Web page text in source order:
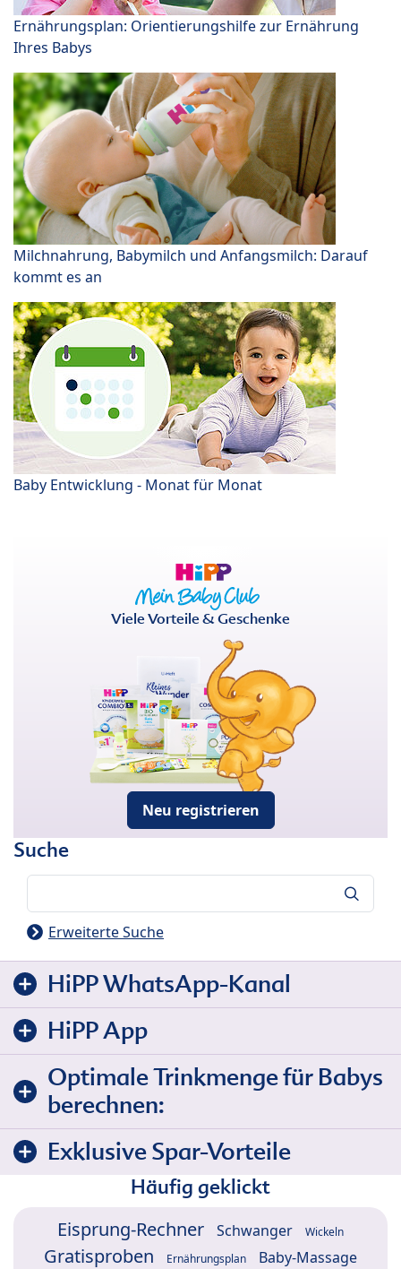
Ernährungsplan: Orientierungshilfe zur Ernährung
Ihres Babys
Milchnahrung, Babymilch und Anfangsmilch: Darauf
kommt es an
Baby Entwicklung - Monat für Monat
Viele Vorteile & Geschenke
Neu registrieren
Suche
Erweiterte Suche
HiPP WhatsApp-Kanal
HiPP App
Optimale Trinkmenge für Babys
berechnen:
Exklusive Spar-Vorteile
Häufig geklickt
Eisprung-Rechner Schwanger Wickeln
Gratisproben Ernährungsplan Baby-Massage